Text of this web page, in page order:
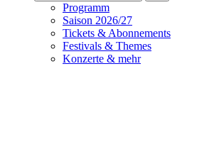
Programm
Saison 2026/27
Tickets & Abonnements
Festivals & Themes
Konzerte & mehr